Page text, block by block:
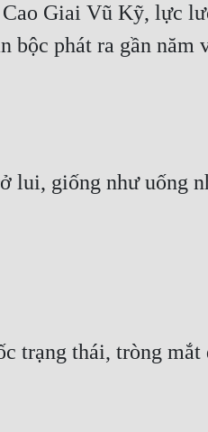
Giai Vũ Kỹ, lực
bộc phát ra gần năm
giống như uống
trạng thái, tròng